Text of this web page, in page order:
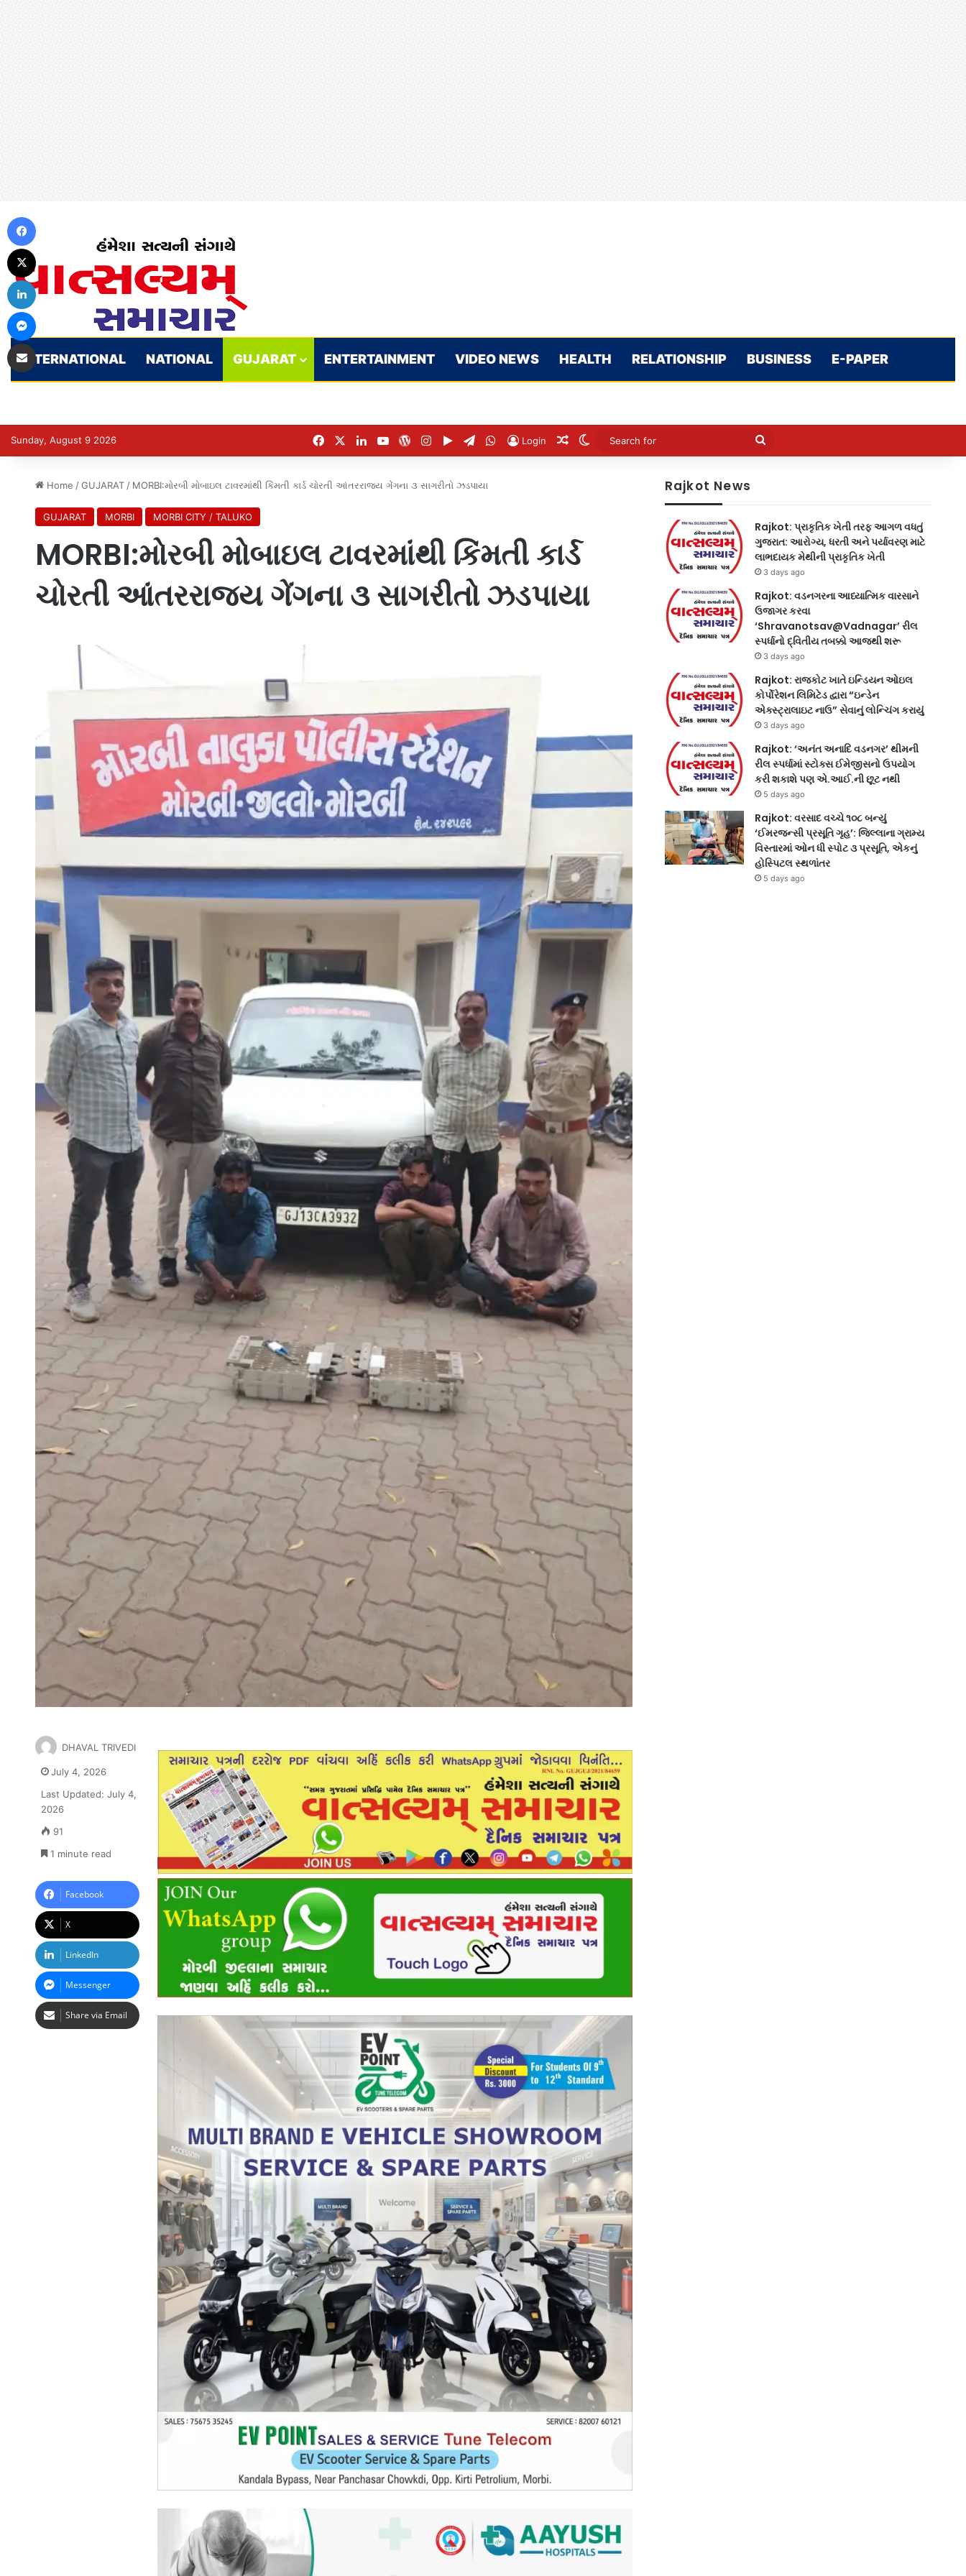
INTERNATIONAL NATIONAL GUJARAT ENTERTAINMENT VIDEO NEWS HEALTH RELATIONSHIP BUSINESS E-PAPER
Sunday, August 9 2026 FacebookLinkedInYouTubeWordPress
Instagram
Google Play
TelegramWhatsApp
Login Random Article
Switch skin
Search
Home / GUJARAT / MORBI:મોરબી મોબાઇલ ટાવરમાંથી કિંમતી કાર્ડ ચોરતી આંતરરાજ્ય ગેંગના ૩ સાગરીતો ઝડપાયા
GUJARAT MORBI MORBI CITY / TALUKO
MORBI:મોરબી મોબાઇલ ટાવરમાંથી કિંમતી કાર્ડ
ચોરતી આંતરરાજ્ય ગેંગના ૩ સાગરીતો ઝડપાયા
DHAVAL TRIVEDI
July 4, 2026
Last Updated: July 4,
2026
91
1 minute read
Facebook
X
LinkedIn
Messenger
Share via Email
Rajkot News
Rajkot: પ્રાકૃતિક ખેતી તરફ આગળ વધતું
ગુજરાત: આરોગ્ય, ધરતી અને પર્યાવરણ માટે
લાભદાયક મેથીની પ્રાકૃતિક ખેતી
3 days ago
Rajkot: વડનગરના આધ્યાત્મિક વારસાને
ઉજાગર કરવા
‘Shravanotsav@Vadnagar’ રીલ
સ્પર્ધાનો દ્વિતીય તબક્કો આજથી શરૂ
3 days ago
Rajkot: રાજકોટ ખાતે ઇન્ડિયન ઓઇલ
કોર્પોરેશન લિમિટેડ દ્વારા “ઇન્ડેન
એક્સ્ટ્રાલાઇટ નાઉ” સેવાનું લોન્ચિંગ કરાયું
3 days ago
Rajkot: ‘અનંત અનાદિ વડનગર’ થીમની
રીલ સ્પર્ધામાં સ્ટોક્સ ઈમેજીસનો ઉપયોગ
કરી શકાશે પણ એ.આઈ.ની છૂટ નથી
5 days ago
Rajkot: વરસાદ વચ્ચે ૧૦૮ બન્યું
‘ઈમરજન્સી પ્રસૂતિ ગૃહ’: જિલ્લાના ગ્રામ્ય
વિસ્તારમાં ઓન ધી સ્પોટ ૩ પ્રસૂતિ, એકનું
હોસ્પિટલ સ્થળાંતર
5 days ago
LinkedIn